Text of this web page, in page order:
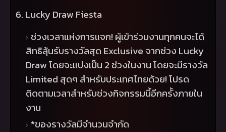
6. Lucky Draw Fiesta
ช่วงเวลาแห่งการแจก! ผู้เข้าร่วมงานทุกคนจะได้
สิทธิลุ้นรับรางวัลสุด Exclusiveจากช่วง Lucky
Drawโดยจะแบ่งเป็น 2 ช่วงในงาน โดยจะมีรางวัล
Limited สุดๆ สำหรับประเทศไทยด้วย! โปรด
ติดตามเวลาสำหรับช่วงกิจกรรมนี้อีกครั้งภายใน
งาน
*ของรางวัลมีจำนวนจำกัด